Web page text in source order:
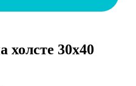
холсте 30х40